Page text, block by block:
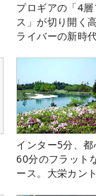
プロギアの「4層
ス」が切り開く
ライバーの新時
インター5分、都
60分のフラット
ース。大栄カン